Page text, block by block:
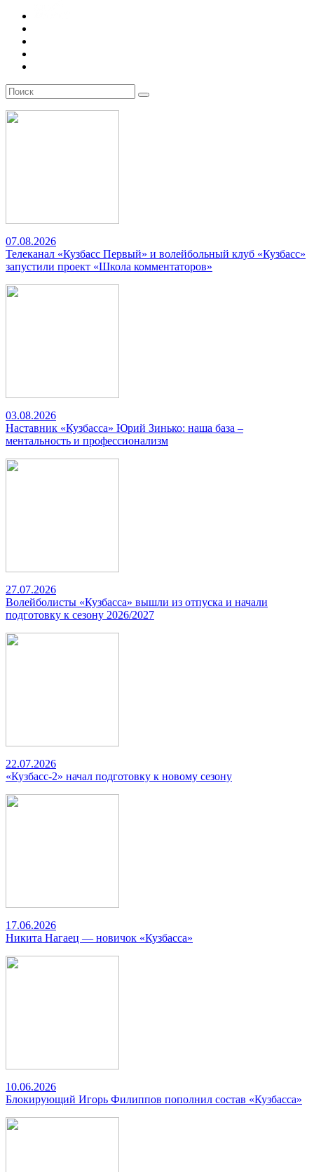
07.08.2026
Телеканал «Кузбасс Первый» и волейбольный клуб «Кузбасс»
запустили проект «Школа комментаторов»
03.08.2026
Наставник «Кузбасса» Юрий Зинько: наша база –
ментальность и профессионализм
27.07.2026
Волейболисты «Кузбасса» вышли из отпуска и начали
подготовку к сезону 2026/2027
22.07.2026
«Кузбасс-2» начал подготовку к новому сезону
17.06.2026
Никита Нагаец — новичок «Кузбасса»
10.06.2026
Блокирующий Игорь Филиппов пополнил состав «Кузбасса»